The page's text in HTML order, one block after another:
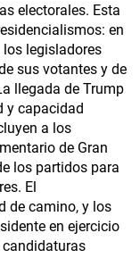
electorales. Esta
en
los legisladores
sus votantes y de
llegada de Trump
y capacidad
a los
de Gran
los partidos para
El
de camino, y los
en ejercicio
candidaturas